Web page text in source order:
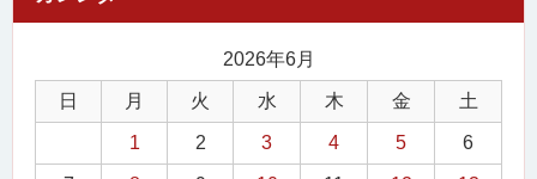
2026年6月
日 月 火 水 木 金 土
1 2 3 4 5 6